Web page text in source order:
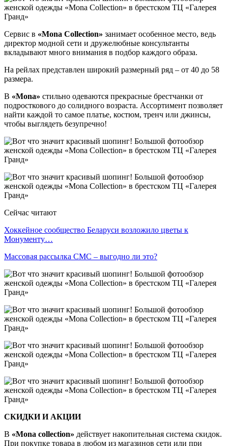
Сервис в «Mona Collection» занимает особенное место, ведь
директор модной сети и дружелюбные консультанты
вкладывают много внимания в подбор каждого образа.
На рейлах представлен широкий размерный ряд – от 40 до 58
размера.
В «Mona» стильно одеваются прекрасные брестчанки от
подросткового до солидного возраста. Ассортимент позволяет
найти каждой то самое платье, костюм, тренч или джинсы,
чтобы выглядеть безупречно!
Сейчас читают
Хоккейное сообщество Беларуси возложило цветы к
Монументу…
Массовая рассылка СМС – выгодно ли это?
СКИДКИ И АКЦИИ
В «Mona collection» действует накопительная система скидок.
При покупке товара в любом из магазинов сети или при